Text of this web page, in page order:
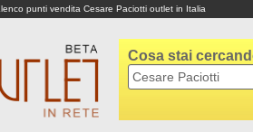
punti vendita Cesare Paciotti outlet in Italia
Cosa stai